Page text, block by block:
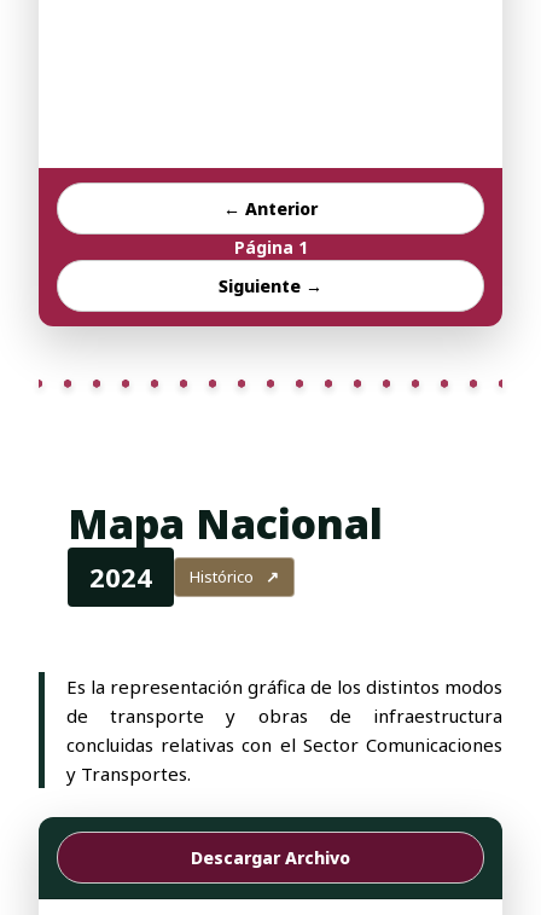
← Anterior
Página 1
Siguiente →
Mapa Nacional
2024 Histórico ↗
Es la representación gráfica de los distintos modos
de transporte y obras de infraestructura
concluidas relativas con el Sector Comunicaciones
y Transportes.
Descargar Archivo